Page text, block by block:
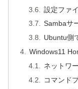
設定ファ
Sambaサ
Ubuntu側
Windows11
ネットワ
コマンド